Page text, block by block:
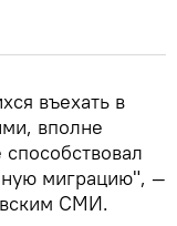
въехать в
вполне
миграцию", —
СМИ.